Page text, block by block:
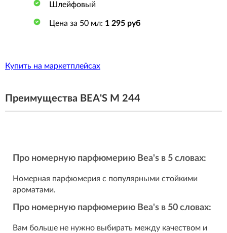
Шлейфовый
Цена за 50 мл: 1 295 руб
Купить на маркетплейсах
Преимущества BEA'S M 244
Про номерную парфюмерию Bea's в 5 словах:
Номерная парфюмерия с популярными стойкими
ароматами.
Про номерную парфюмерию Bea's в 50 словах:
Вам больше не нужно выбирать между качеством и